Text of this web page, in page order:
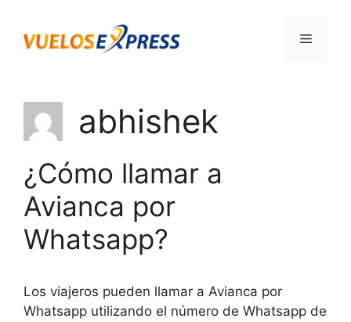
contenido
Menú
abhishek
¿Cómo llamar a
Avianca por
Whatsapp?
Los viajeros pueden llamar a Avianca por
Whatsapp utilizando el número de Whatsapp de